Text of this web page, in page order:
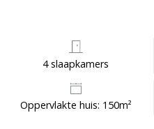
4 slaapkamers
Oppervlakte huis: 150m²